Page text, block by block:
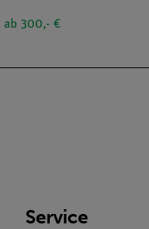
ab 300,- €
Service